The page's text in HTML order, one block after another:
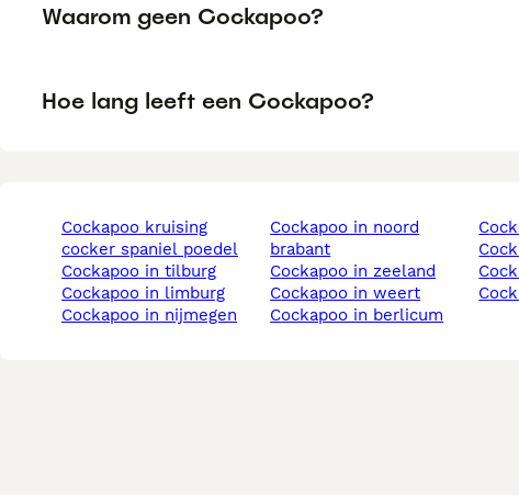
Waarom geen Cockapoo?
Hoe lang leeft een Cockapoo?
cockapoo kruising
cocker spaniel poedel
cockapoo in tilburg
cockapoo in limburg
cockapoo in nijmegen
cockapoo in noord
brabant
cockapoo in zeeland
cockapoo in weert
cockapoo in berlicum